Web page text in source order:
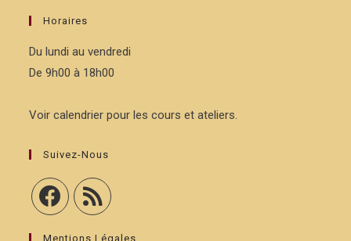
Horaires
Du lundi au vendredi
De 9h00 à 18h00
Voir calendrier pour les cours et ateliers.
Suivez-Nous
Mentions Légales